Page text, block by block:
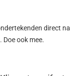
direct na
ook mee.